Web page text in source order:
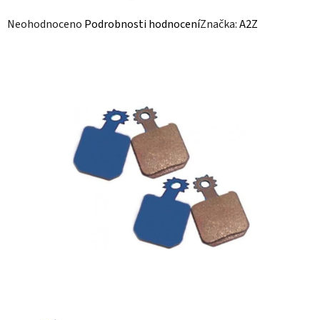
Průměrné
Neohodnoceno Podrobnosti hodnoceníZnačka:A2Z